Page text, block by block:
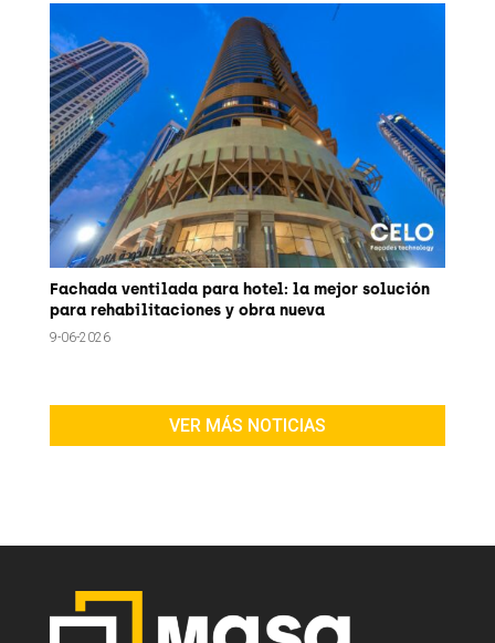
Fachada ventilada para hotel: la mejor solución
para rehabilitaciones y obra nueva
9-06-2026
VER MÁS NOTICIAS